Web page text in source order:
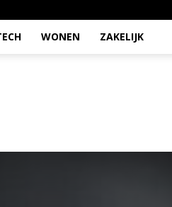
WONEN ZAKELIJK